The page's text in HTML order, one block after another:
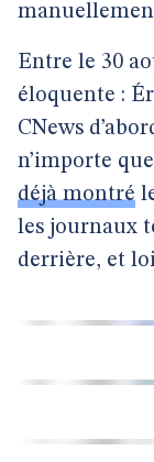
Entre le 30
éloquente :
CNews
n’importe
déjà montré
les journaux
derrière, et